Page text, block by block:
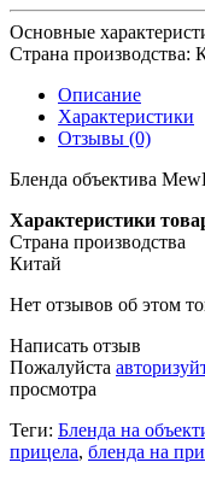
Основные
Страна производства:
Описание
Характеристики
Отзывы (0)
Бленда объектива
Характеристики
Страна производства
Китай
Нет отзывов об этом
Написать отзыв
Пожалуйста
просмотра
Теги: Бленда на
прицела, бленда на